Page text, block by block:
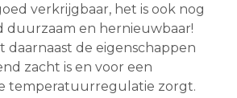
verkrijgbaar, het is ook nog
duurzaam en hernieuwbaar!
daarnaast de eigenschappen
zacht is en voor een
temperatuurregulatie zorgt.